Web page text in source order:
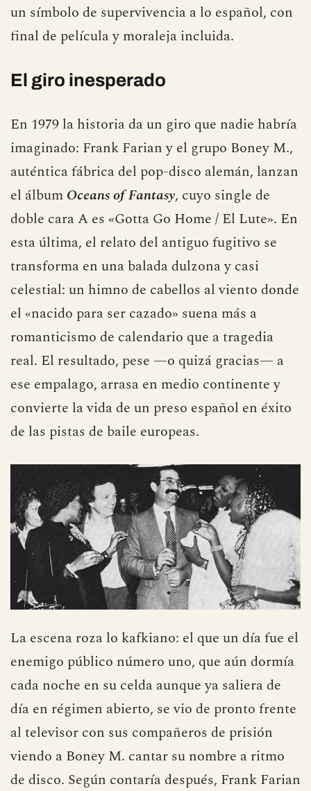
un símbolo de supervivencia a lo español, con
final de película y moraleja incluida.
El giro inesperado
En 1979 la historia da un giro que nadie habría
imaginado: Frank Farian y el grupo Boney M.,
auténtica fábrica del pop-disco alemán, lanzan
el álbum Oceans of Fantasy, cuyo single de
doble cara A es «Gotta Go Home / El Lute». En
esta última, el relato del antiguo fugitivo se
transforma en una balada dulzona y casi
celestial: un himno de cabellos al viento donde
el «nacido para ser cazado» suena más a
romanticismo de calendario que a tragedia
real. El resultado, pese —o quizá gracias— a
ese empalago, arrasa en medio continente y
convierte la vida de un preso español en éxito
de las pistas de baile europeas.
La escena roza lo kafkiano: el que un día fue el
enemigo público número uno, que aún dormía
cada noche en su celda aunque ya saliera de
día en régimen abierto, se vio de pronto frente
al televisor con sus compañeros de prisión
viendo a Boney M. cantar su nombre a ritmo
de disco. Según contaría después, Frank Farian